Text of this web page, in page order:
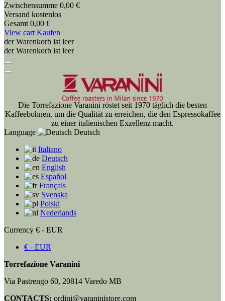
Zwischensumme 0,00 €
Versand kostenlos
Gesamt 0,00 €
View cart Kaufen
der Warenkorb ist leer
der Warenkorb ist leer
Die Torrefazione Varanini röstet seit 1970 täglich die besten
Kaffeebohnen, um die Qualität zu erreichen, die den Espressokaffee
zu einer italienischen Exzellenz macht.
Language
Deutsch
Italiano
Deutsch
English
Español
Français
Svenska
Polski
Nederlands
Currency € - EUR
€ - EUR
Torrefazione Varanini
Via Pastrengo 60, 20814 Varedo MB
CONTACTS: ordini@varaninistore.com